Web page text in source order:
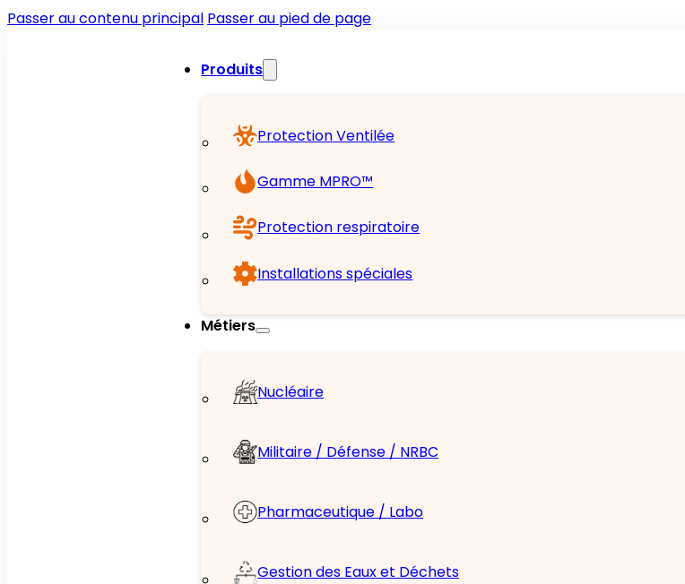
Passer au contenu principal Passer au pied de page
Produits
Protection Ventilée
Gamme MPRO™
Protection respiratoire
Installations spéciales
Métiers
Nucléaire
Militaire / Défense / NRBC
Pharmaceutique / Labo
Gestion des Eaux et Déchets